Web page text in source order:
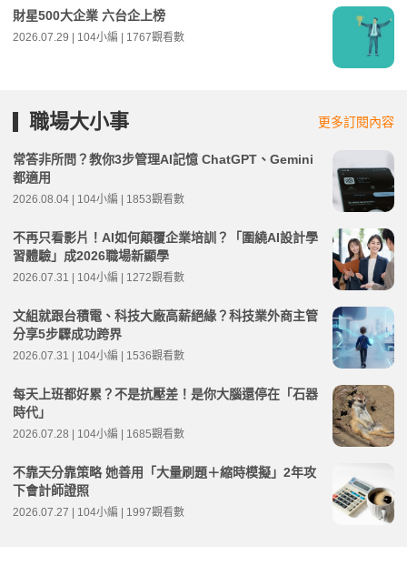
財星500大企業 六台企上榜
2026.07.29 | 104小編 | 1767觀看數
職場大小事 更多訂閱內容
常答非所問？教你3步管理AI記憶 ChatGPT、Gemini
都適用
2026.08.04 | 104小編 | 1853觀看數
不再只看影片！AI如何顛覆企業培訓？「圍繞AI設計學
習體驗」成2026職場新顯學
2026.07.31 | 104小編 | 1272觀看數
文組就跟台積電、科技大廠高薪絕緣？科技業外商主管
分享5步驟成功跨界
2026.07.31 | 104小編 | 1536觀看數
每天上班都好累？不是抗壓差！是你大腦還停在「石器
時代」
2026.07.28 | 104小編 | 1685觀看數
不靠天分靠策略 她善用「大量刷題＋縮時模擬」2年攻
下會計師證照
2026.07.27 | 104小編 | 1997觀看數